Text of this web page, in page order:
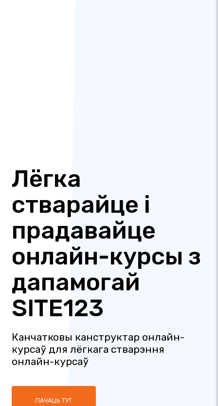
Лёгка
стварайце і
прадавайце
онлайн-курсы з
дапамогай
SITE123
Канчатковы канструктар онлайн-
курсаў для лёгкага стварэння
онлайн-курсаў
ПАЧАЦЬ ТУТ